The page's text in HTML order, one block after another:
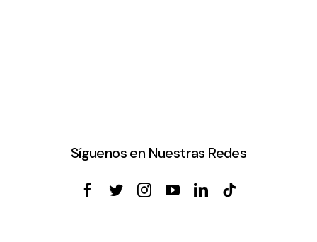
Síguenos en Nuestras Redes